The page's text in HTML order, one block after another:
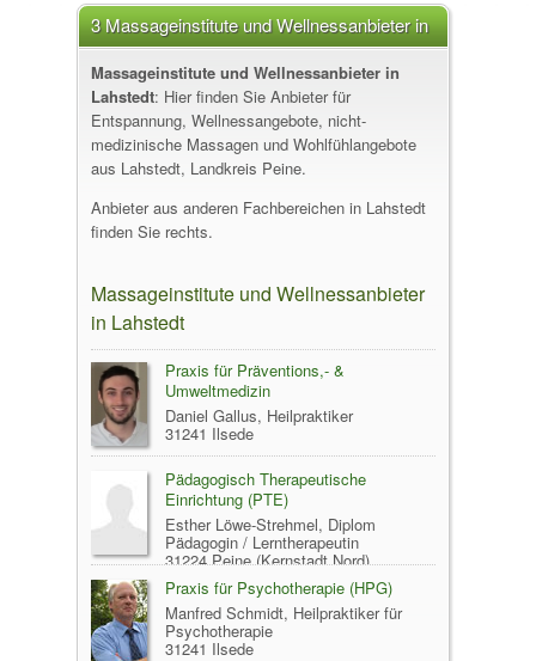
3 Massageinstitute und Wellnessanbieter in
Lahstedt
Massageinstitute und Wellnessanbieter in
Lahstedt: Hier finden Sie Anbieter für
Entspannung, Wellnessangebote, nicht-
medizinische Massagen und Wohlfühlangebote
aus Lahstedt, Landkreis Peine.
Anbieter aus anderen Fachbereichen in Lahstedt
finden Sie rechts.
Massageinstitute und Wellnessanbieter
in Lahstedt
Praxis für Präventions,- &
Umweltmedizin
Daniel Gallus, Heilpraktiker
31241 Ilsede
Pädagogisch Therapeutische
Einrichtung (PTE)
Esther Löwe-Strehmel, Diplom
Pädagogin / Lerntherapeutin
31224 Peine (Kernstadt Nord)
Praxis für Psychotherapie (HPG)
Manfred Schmidt, Heilpraktiker für
Psychotherapie
31241 Ilsede